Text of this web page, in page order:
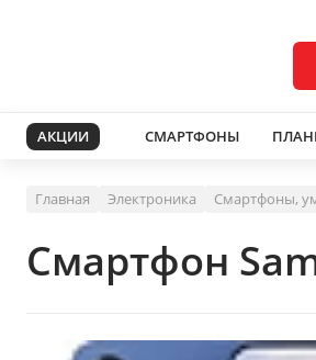
АКЦИИ СМАРТФОНЫ
Главная Электроника Смартфоны,
Смартфон